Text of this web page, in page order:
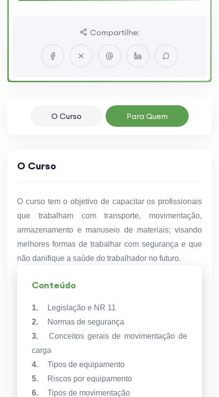
Compartilhe:
O Curso Para Quem
O Curso
O curso tem o objetivo de capacitar os profissionais
que trabalham com transporte, movimentação,
armazenamento e manuseio de materiais; visando
melhores formas de trabalhar com segurança e que
não danifique a saúde do trabalhador no futuro.
Conteúdo
1.
Legislação e NR 11
2.
Normas de segurança
3.
Conceitos gerais de movimentação de
carga
4.
Tipos de equipamento
5.
Riscos por equipamento
6.
Tipos de movimentação